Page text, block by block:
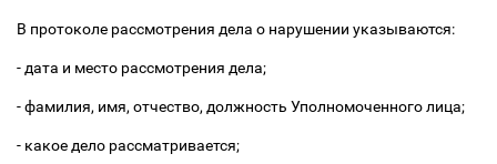
В протоколе рассмотрения дела о нарушении указываются:
- дата и место рассмотрения дела;
- фамилия, имя, отчество, должность Уполномоченного лица;
- какое дело рассматривается;